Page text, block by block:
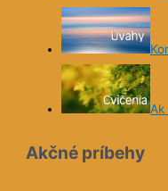
Ak
Akčné príbehy